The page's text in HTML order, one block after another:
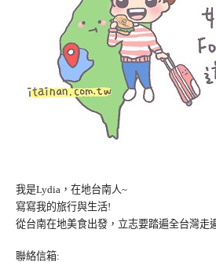
我是Lydia，在地台南人~
寫寫我的旅行與生活!
從台南在地美食出發，立志要踏遍全台灣走
聯絡信箱: